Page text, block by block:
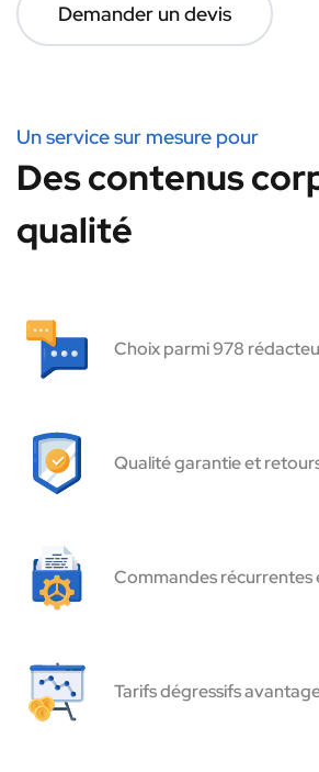
Demander un devis
Un service sur mesure pour
Des contenus
qualité
Choix parmi 978
Qualité garantie et
Commandes récurrentes
Tarifs dégressifs